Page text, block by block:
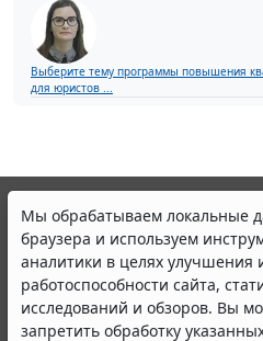
Выберите тему программы повышения
для юристов ...
Мы обрабатываем локальные
браузера и используем
аналитики в целях улучшения
работоспособности сайта,
исследований и обзоров. Вы
запретить обработку
© ООО "НПП "ГАРАНТ-СЕРВИС",
участниками Российской
Все права на материалы
Полное или частичное
Правила использования